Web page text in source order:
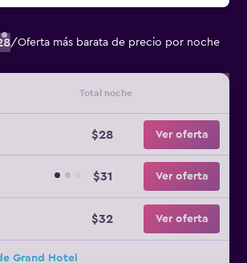
/Oferta más barata de precio por noche
Total noche
$28 Ver oferta
$31 Ver oferta
$32 Ver oferta
Grand Hotel